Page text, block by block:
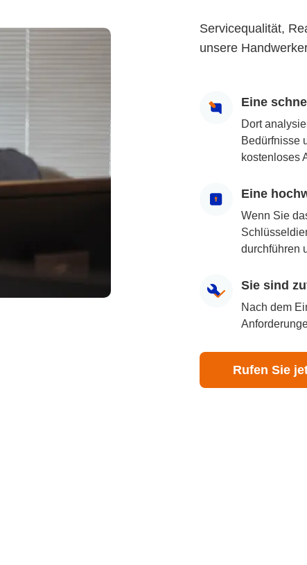
Servicequalität,
unsere
Eine
Dort
Bedürfnisse
kostenloses
Eine
Wenn Sie
durchführen
Sie sind
Nach dem
Rufen Sie